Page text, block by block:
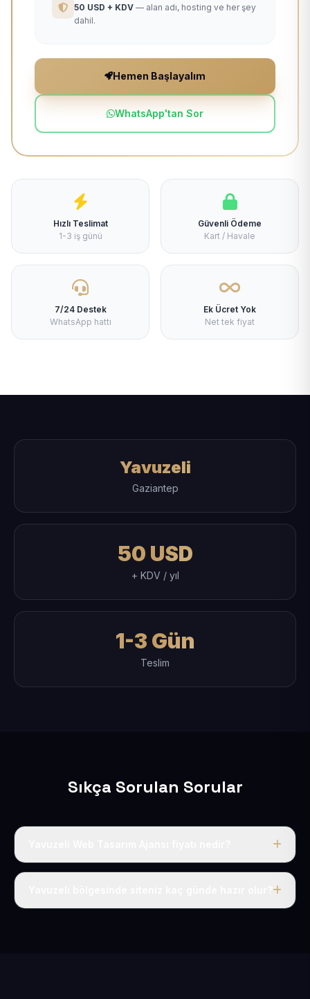
50 USD + KDV — alan adı, hosting ve her şey
dahil.
Hemen Başlayalım
WhatsApp'tan Sor
Hızlı Teslimat
1-3 iş günü
Güvenli Ödeme
Kart / Havale
7/24 Destek
WhatsApp hattı
Ek Ücret Yok
Net tek fiyat
Yavuzeli
Gaziantep
50 USD
+ KDV / yıl
1-3 Gün
Teslim
Sıkça Sorulan Sorular
Tek fiyat uygulanır: yıllık 50 USD + KDV. Bu bedele alan